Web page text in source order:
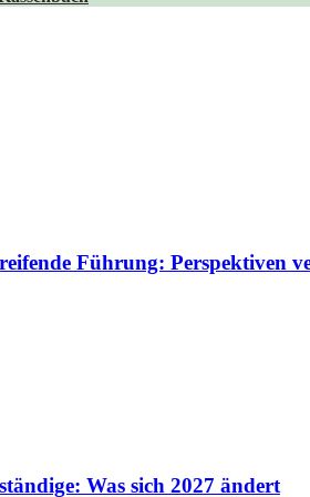
Führung: Perspektiven
Was sich 2027 ändert